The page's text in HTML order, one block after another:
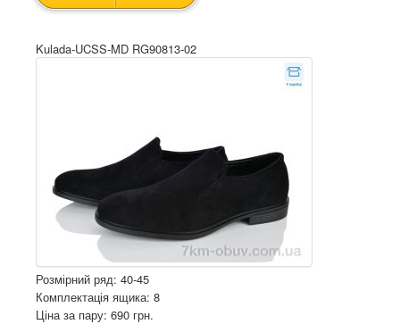
Kulada-UCSS-MD RG90813-02
Розмірний ряд: 40-45
Комплектація ящика: 8
Ціна за пару: 690 грн.